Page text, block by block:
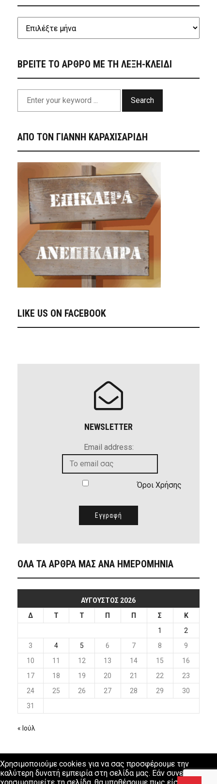
ΒΡΕΙΤΕ ΤΟ ΑΡΘΡΟ ΜΕ ΤΗ ΛΕΞΗ-ΚΛΕΙΔΙ
Search
ΑΠΟ ΤΟΝ ΓΙΑΝΝΗ ΚΑΡΑΧΙΣΑΡΙΔΗ
LIKE US ON FACEBOOK
NEWSLETTER
Email address:
Όροι Χρήσης
ΟΛΑ ΤΑ ΑΡΘΡΑ ΜΑΣ ΑΝΑ ΗΜΕΡΟΜΗΝΙΑ
ΑΎΓΟΥΣΤΟΣ 2026
Δ
Τ Τ Π Π Σ
Κ
1
2
3
4 5 6 7 8
9
10
11 12 13 14 15
16
17
18 19 20 21 22
23
24
25 26 27 28 29
30
31
« Ιούλ
Χρησιμοποιούμε cookies για να σας προσφέρουμε την
καλύτερη δυνατή εμπειρία στη σελίδα μας. Εάν συνεχίσετε να